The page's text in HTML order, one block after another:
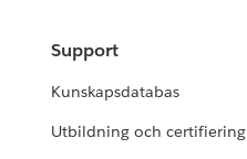
Support
Kunskapsdatabas
Utbildning och certifiering